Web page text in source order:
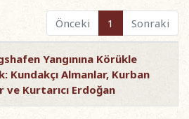
Önceki 1 Sonraki
Yangınına Körükle
Kundakçı Almanlar, Kurban
ve Kurtarıcı Erdoğan